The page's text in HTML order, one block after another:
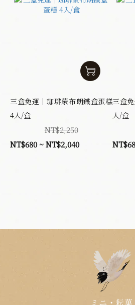
三盒免運｜珈琲蒙布朗鐵盒蛋糕
4入/盒
NT$2,250
NT$680 ~ NT$2,040
三盒
入/盒